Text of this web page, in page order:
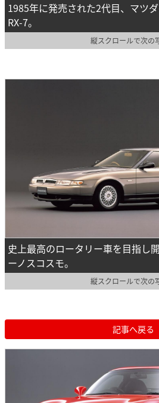
1985年に発売された2代目、マツ
RX-7。
縦スクロールで次の
史上最高のロータリー車を目指し
ーノスコスモ。
縦スクロールで次の
記事へ戻る